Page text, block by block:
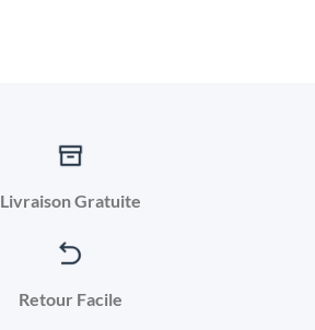
Livraison Gratuite
Retour Facile